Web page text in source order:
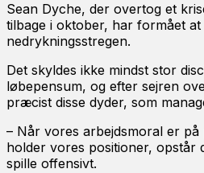
Sean Dyche, der overtog et
tilbage i oktober, har formået
nedrykningsstregen.
Det skyldes ikke mindst stor
løbepensum, og efter sejren
præcist disse dyder, som
– Når vores arbejdsmoral er
holder vores positioner, opstår
spille offensivt.